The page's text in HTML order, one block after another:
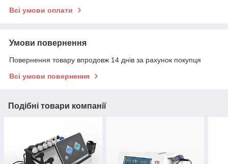
Всі умови оплати
Умови повернення
Повернення товару впродовж 14 днів за рахунок покупця
Всі умови повернення
Подібні товари компанії